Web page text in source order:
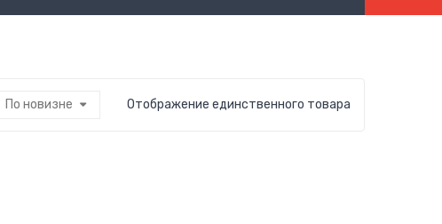
Отображение единственного товара
По новизне